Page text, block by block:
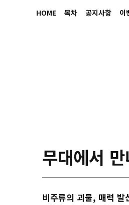
HOME 목차 공지사항 이
무대에서
비주류의 괴물, 매력 발